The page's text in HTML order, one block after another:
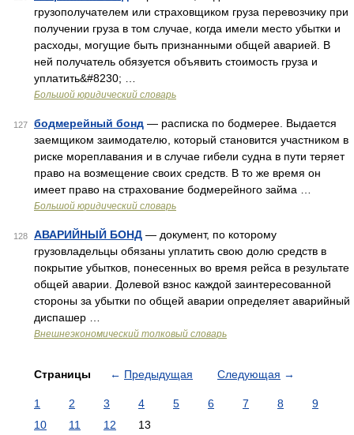
грузополучателем или страховщиком груза перевозчику при
получении груза в том случае, когда имели место убытки и
расходы, могущие быть признанными общей аварией. В
ней получатель обязуется объявить стоимость груза и
уплатить&#8230; …
Большой юридический словарь
127 бодмерейный бонд — расписка по бодмерее. Выдается
заемщиком заимодателю, который становится участником в
риске мореплавания и в случае гибели судна в пути теряет
право на возмещение своих средств. В то же время он
имеет право на страхование бодмерейного займа …
Большой юридический словарь
128 АВАРИЙНЫЙ БОНД — документ, по которому
грузовладельцы обязаны уплатить свою долю средств в
покрытие убытков, понесенных во время рейса в результате
общей аварии. Долевой взнос каждой заинтересованной
стороны за убытки по общей аварии определяет аварийный
диспашер …
Внешнеэкономический толковый словарь
Страницы ← Предыдущая Следующая →
1 2 3 4 5 6 7 8
9
10
11 12 13